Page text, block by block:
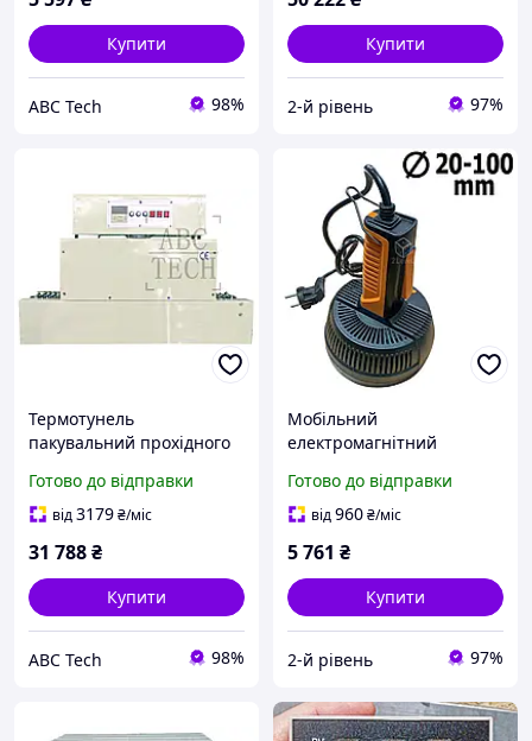
Купити
ABC Tech 98%
Купити
2-й рівень 97%
Термотунель
пакувальний прохідного
Настільний
термоусадковий апарат
Готово до відправки
від3179₴/міс
31 788₴
Купити
ABC Tech 98%
Мобільний
електромагнітний
Запайник мембран
Hualian Переносний
800
Готово до відправки
від960₴/міс
5 761 ₴
Купити
2-й рівень 97%